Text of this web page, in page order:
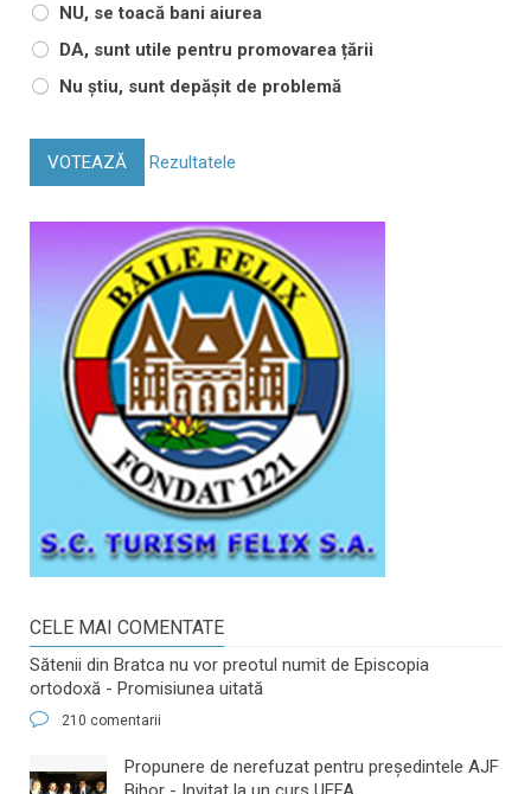
NU, se toacă bani aiurea
DA, sunt utile pentru promovarea țării
Nu știu, sunt depășit de problemă
VOTEAZĂ Rezultatele
CELE MAI COMENTATE
Sătenii din Bratca nu vor preotul numit de Episcopia
ortodoxă - Promisiunea uitată
210 comentarii
​Propunere de nerefuzat pentru preşedintele AJF